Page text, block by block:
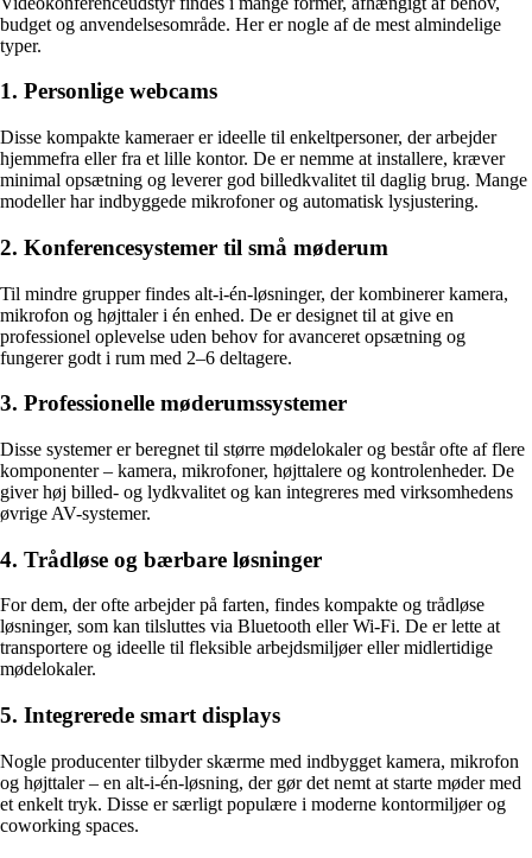
budget og anvendelsesområde. Her er nogle af de mest almindelige
typer.
1. Personlige webcams
Disse kompakte kameraer er ideelle til enkeltpersoner, der arbejder
hjemmefra eller fra et lille kontor. De er nemme at installere, kræver
minimal opsætning og leverer god billedkvalitet til daglig brug. Mange
modeller har indbyggede mikrofoner og automatisk lysjustering.
2. Konferencesystemer til små møderum
Til mindre grupper findes alt-i-én-løsninger, der kombinerer kamera,
mikrofon og højttaler i én enhed. De er designet til at give en
professionel oplevelse uden behov for avanceret opsætning og
fungerer godt i rum med 2–6 deltagere.
3. Professionelle møderumssystemer
Disse systemer er beregnet til større mødelokaler og består ofte af flere
komponenter – kamera, mikrofoner, højttalere og kontrolenheder. De
giver høj billed- og lydkvalitet og kan integreres med virksomhedens
øvrige AV-systemer.
4. Trådløse og bærbare løsninger
For dem, der ofte arbejder på farten, findes kompakte og trådløse
løsninger, som kan tilsluttes via Bluetooth eller Wi-Fi. De er lette at
transportere og ideelle til fleksible arbejdsmiljøer eller midlertidige
mødelokaler.
5. Integrerede smart displays
Nogle producenter tilbyder skærme med indbygget kamera, mikrofon
og højttaler – en alt-i-én-løsning, der gør det nemt at starte møder med
et enkelt tryk. Disse er særligt populære i moderne kontormiljøer og
coworking spaces.